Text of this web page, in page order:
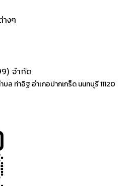
งๆ
จำกัด
ล ท่าอิฐ อำเภอปากเกร็ด นนทบุรี 11120